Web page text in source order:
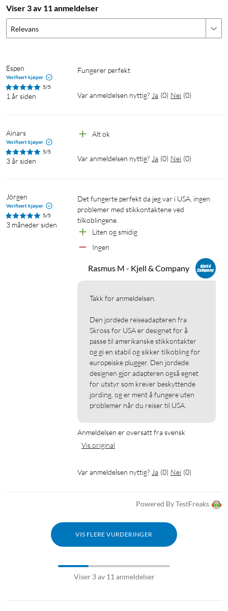
Viser 3 av 11 anmeldelser
Relevans
Espen
Verifisert kjøper
5/5
1 år siden
Fungerer perfekt
Var anmeldelsen nyttig? Ja (0) Nei (0)
Ainars
Verifisert kjøper
5/5
3 år siden
Alt ok
Var anmeldelsen nyttig? Ja (0) Nei (0)
Jörgen
Verifisert kjøper
5/5
3 måneder siden
Det fungerte perfekt da jeg var i USA, ingen
problemer med stikkontaktene ved
tilkoblingene.
Liten og smidig
Ingen
Rasmus M - Kjell & Company
Takk for anmeldelsen.
Den jordede reiseadapteren fra
Skross for USA er designet for å
passe til amerikanske stikkontakter
og gi en stabil og sikker tilkobling for
europeiske plugger. Den jordede
designen gjør adapteren også egnet
for utstyr som krever beskyttende
jording, og er ment å fungere uten
problemer når du reiser til USA.
Anmeldelsen er oversatt fra svensk
Vis original
Var anmeldelsen nyttig? Ja (0) Nei (0)
Powered By TestFreaks
VIS FLERE VURDERINGER
Viser 3 av 11 anmeldelser